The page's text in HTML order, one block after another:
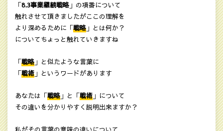
「8.3事業継続戦略 」の項番について
触れさせて頂きましたがここの理解を
より深めるために「戦略 」とは何か？
についてちょっと触れていきますね
「戦略 」と似たような言葉に
「戦術 」というワードがあります
あなたは「戦略 」と「戦術 」について
その違いを分かりやすく説明出来ますか？